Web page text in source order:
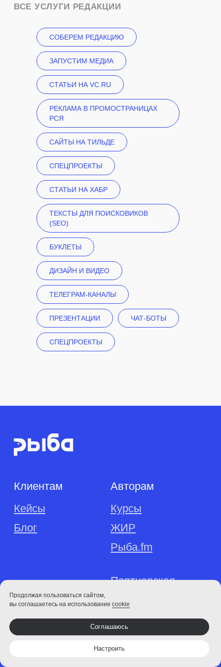
Продолжая пользоваться сайтом,
вы соглашаетесь на использование cookie
Соглашаюсь
Настроить
СОБЕРЕМ РЕДАКЦИЮ
ЗАПУСТИМ МЕДИА
СТАТЬИ НА VC.RU
РЕКЛАМА В ПРОМОСТРАНИЦАХ
РСЯ
САЙТЫ НА ТИЛЬДЕ
СПЕЦПРОЕКТЫ
CТАТЬИ НА ХАБР
ТЕКСТЫ ДЛЯ ПОИСКОВИКОВ
(SEO)
БУКЛЕТЫ
ДИЗАЙН И ВИДЕО
ТЕЛЕГРАМ-КАНАЛЫ
ПРЕЗЕНТАЦИИ ЧАТ-БОТЫ
СПЕЦПРОЕКТЫ